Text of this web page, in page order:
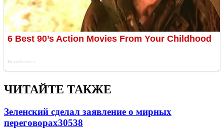
ЧИТАЙТЕ ТАКЖЕ
Зеленский сделал заявление о мирных
переговорах30538